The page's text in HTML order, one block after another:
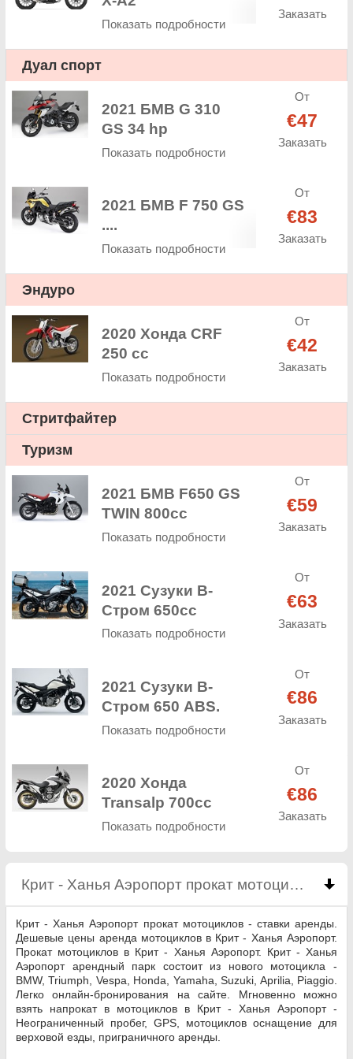
Показать подробности
Заказать
Дуал спорт
2021 БМВ G 310
GS 34 hp
Показать подробности
От
€47
Заказать
2021 БМВ F 750 GS
....
Показать подробности
От
€83
Заказать
Эндуро
2020 Хонда CRF
250 cc
Показать подробности
От
€42
Заказать
Стритфайтер
Туризм
2021 БМВ F650 GS
TWIN 800cc
Показать подробности
От
€59
Заказать
2021 Сузуки В-
Стром 650cc
Показать подробности
От
€63
Заказать
2021 Сузуки В-
Стром 650 ABS.
Показать подробности
От
€86
Заказать
2020 Хонда
Transalp 700cc
Показать подробности
От
€86
Заказать
Крит - Ханья Аэропорт прокат мотоциклов
Крит - Ханья Аэропорт прокат мотоциклов - ставки аренды.
Дешевые цены аренда мотоциклов в Крит - Ханья Аэропорт.
Прокат мотоциклов в Крит - Ханья Аэропорт. Крит - Ханья
Аэропорт арендный парк состоит из нового мотоцикла -
BMW, Triumph, Vespa, Honda, Yamaha, Suzuki, Aprilia, Piaggio.
Легко онлайн-бронирования на сайте. Мгновенно можно
взять напрокат в мотоциклов в Крит - Ханья Аэропорт -
Неограниченный пробег, GPS, мотоциклов оснащение для
верховой езды, приграничного аренды.